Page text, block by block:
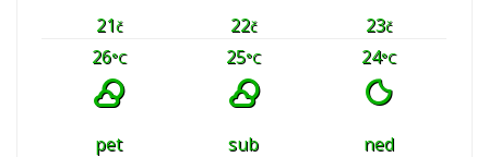
21č 22č 23č
26°C 25°C 24°C
pet sub
ned